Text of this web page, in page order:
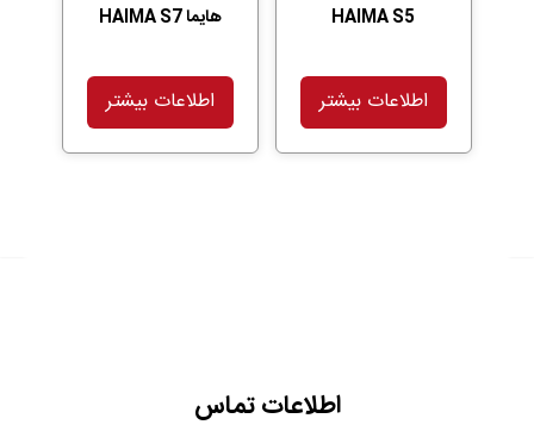
HAIMA S5
اطلاعات بیشتر
هایما HAIMA S7
اطلاعات بیشتر
اطلاعات تماس